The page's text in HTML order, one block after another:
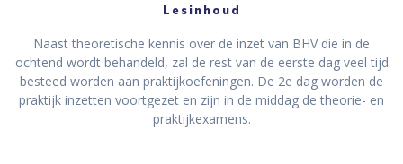
Lesinhoud
Naast theoretische kennis over de inzet van BHV die in de
ochtend wordt behandeld, zal de rest van de eerste dag veel tijd
besteed worden aan praktijkoefeningen. De 2e dag worden de
praktijk inzetten voortgezet en zijn in de middag de theorie- en
praktijkexamens.